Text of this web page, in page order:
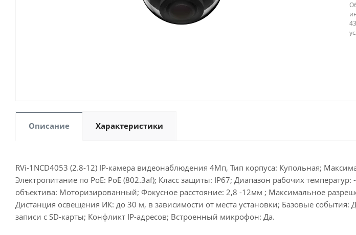
Описание Характеристики
RVi-1NCD4053 (2.8-12) IP-камера видеонаблюдения 4Мп, Тип корпуса: Купольная;
Электропитание по PoE: PoE (802.3af); Класс защиты: IP67; Диапазон рабочих
объектива: Моторизированный; Фокусное расстояние: 2,8 -12мм ; Максимальное
Дистанция освещения ИК: до 30 м, в зависимости от места установки; Базовые
записи с SD-карты; Конфликт IP-адресов; Встроенный микрофон: Да.